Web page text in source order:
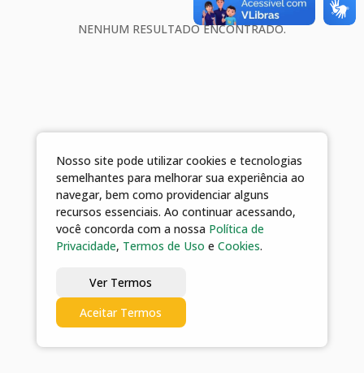
NENHUM RESULTADO ENCONTRADO.
Nosso site pode utilizar cookies e tecnologias
semelhantes para melhorar sua experiência ao
navegar, bem como providenciar alguns
recursos essenciais. Ao continuar acessando,
você concorda com a nossa Política de
Privacidade, Termos de Uso e Cookies.
Ver Termos
Aceitar Termos